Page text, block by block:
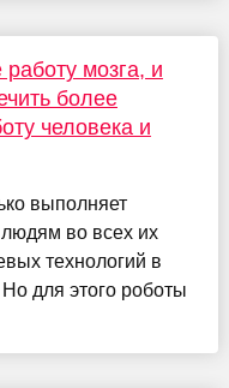
мозга, и
более
человека и
выполняет
во всех их
технологий в
для этого роботы